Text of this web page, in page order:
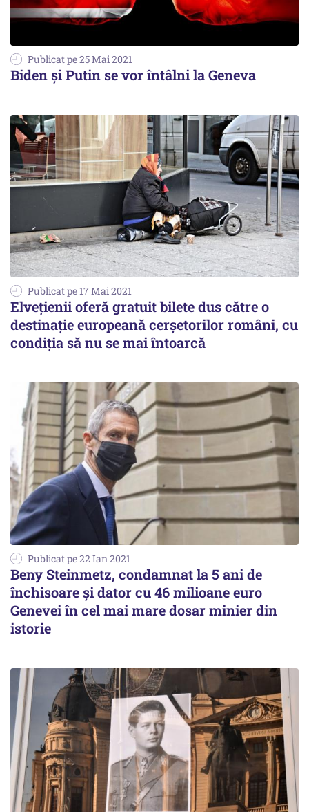
Publicat pe 25 Mai 2021
Biden şi Putin se vor întâlni la Geneva
Publicat pe 17 Mai 2021
Elvețienii oferă gratuit bilete dus către o
destinație europeană cerșetorilor români, cu
condiția să nu se mai întoarcă
Publicat pe 22 Ian 2021
Beny Steinmetz, condamnat la 5 ani de
închisoare și dator cu 46 milioane euro
Genevei în cel mai mare dosar minier din
istorie